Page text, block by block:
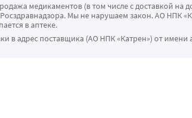
медикаментов (в том числе с доставкой на
Мы не нарушаем закон. АО НПК
в аптеке.
в адрес поставщика (АО НПК «Катрен») от